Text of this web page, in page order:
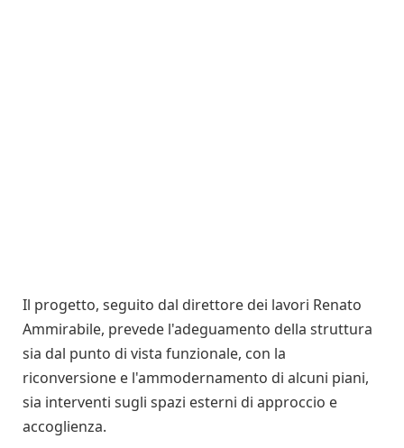
Il progetto, seguito dal direttore dei lavori Renato
Ammirabile, prevede l'adeguamento della struttura
sia dal punto di vista funzionale, con la
riconversione e l'ammodernamento di alcuni piani,
sia interventi sugli spazi esterni di approccio e
accoglienza.